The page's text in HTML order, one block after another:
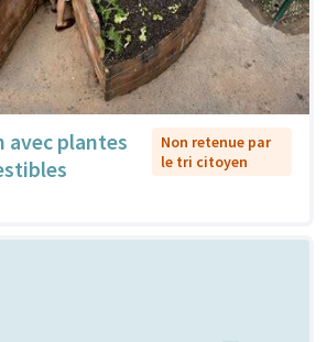
avec plantes
Non retenue par
le tri citoyen